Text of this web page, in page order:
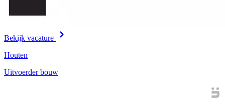
Bekijk vacature
Houten
Uitvoerder bouw